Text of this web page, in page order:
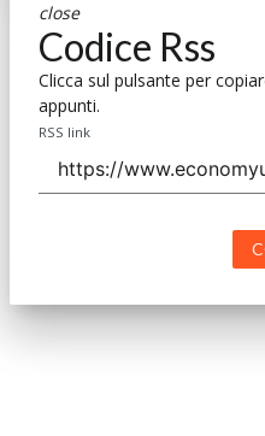
close
Codice Rss
Clicca sul pulsante per
appunti.
RSS link